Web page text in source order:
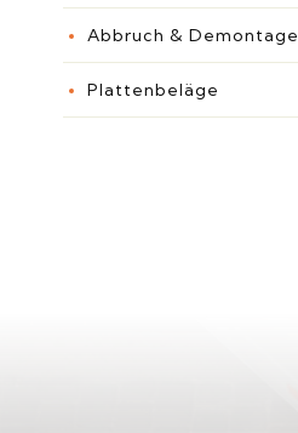
Abbruch & Demontage
Plattenbeläge